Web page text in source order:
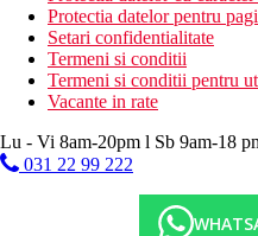
Mese
Ultra all inclusive
Mic dejun, pranz si
Posibilitate de cina
necesara, 1x pe sejur)
Bauturi alcoolice si
+ bauturi selectate
Cafea de dupa-
Gustare usoara in
Minibar alimentat
Protectia datelor pentru
Setari confidentialitate
Termeni si conditii
Termeni si conditii pentru
Vacante in rate
Lu - Vi 8am-20pm l Sb 9am-18
031 22 99 222